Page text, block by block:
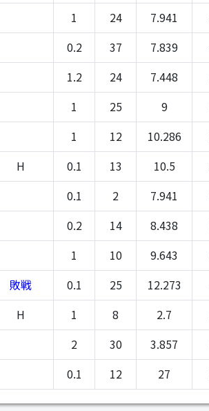
1 24 7.941
0.2 37 7.839
1.2 24 7.448
1 25 9
1 12 10.286
H 0.1 13 10.5
0.1 2 7.941
0.2 14 8.438
1 10 9.643
敗戦 0.1 25 12.273
H 1 8 2.7
2 30 3.857
0.1 12 27